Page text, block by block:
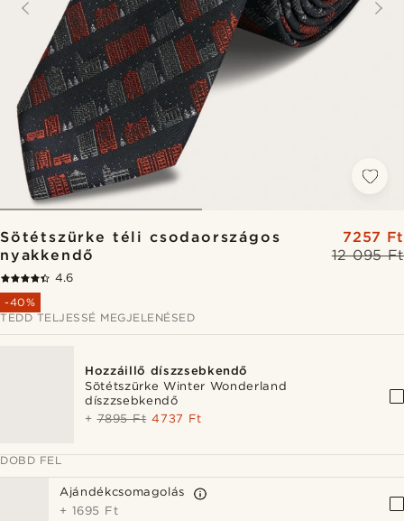
Sötétszürke téli csodaországos
nyakkendő
12 095 Ft
7257 Ft
4.6
-40%
TEDD TELJESSÉ MEGJELENÉSED
Hozzáillő díszzsebkendő
Sötétszürke Winter Wonderland
díszzsebkendő
+7895 Ft 4737 Ft
DOBD FEL
Ajándékcsomagolás
+ 1695 Ft